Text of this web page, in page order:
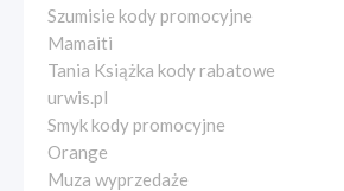
Szumisie kody promocyjne
Mamaiti
Tania Książka kody rabatowe
urwis.pl
Smyk kody promocyjne
Orange
Muza wyprzedaże